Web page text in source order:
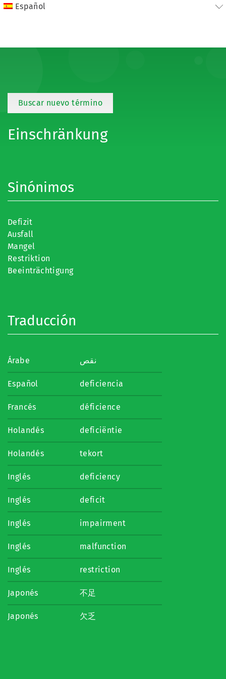
Español
Buscar nuevo término
Einschränkung
Sinónimos
Defizit
Ausfall
Mangel
Restriktion
Beeinträchtigung
Traducción
Árabe نقص
Español deficiencia
Francés déficience
Holandés deficiëntie
Holandés tekort
Inglés deficiency
Inglés deficit
Inglés impairment
Inglés malfunction
Inglés restriction
Japonés 不足
Japonés 欠乏